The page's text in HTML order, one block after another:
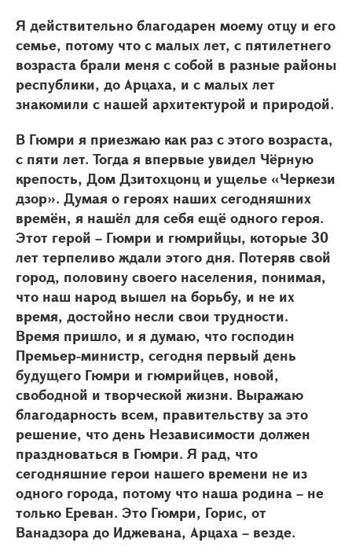
Я действительно благодарен моему отцу и его
семье, потому что с малых лет, с пятилетнего
возраста брали меня с собой в разные районы
республики, до Арцаха, и с малых лет
знакомили с нашей архитектурой и природой.
В Гюмри я приезжаю как раз с этого возраста,
с пяти лет. Тогда я впервые увидел Чёрную
крепость, Дом Дзитохцонц и ущелье «Черкези
дзор». Думая о героях наших сегодняшних
времён, я нашёл для себя ещё одного героя.
Этот герой – Гюмри и гюмрийцы, которые 30
лет терпеливо ждали этого дня. Потеряв свой
город, половину своего населения, понимая,
что наш народ вышел на борьбу, и не их
время, достойно несли свои трудности.
Время пришло, и я думаю, что господин
Премьер-министр, сегодня первый день
будущего Гюмри и гюмрийцев, новой,
свободной и творческой жизни. Выражаю
благодарность всем, правительству за это
решение, что день Независимости должен
праздноваться в Гюмри. Я рад, что
сегодняшние герои нашего времени не из
одного города, потому что наша родина – не
только Ереван. Это Гюмри, Горис, от
Ванадзора до Иджевана, Арцаха – везде.